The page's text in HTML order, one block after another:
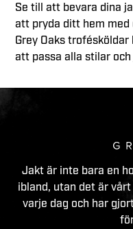
Se till att bevara dina
att pryda ditt hem
Grey Oaks
att passa alla stilar
Jakt är inte bara en
ibland, utan det är
varje dag och har